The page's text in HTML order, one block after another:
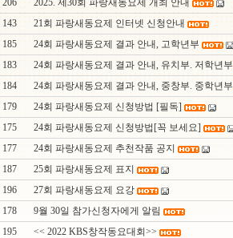
206
2025. 제30회 파랑새동요제 개최 안내
143
21회 파랑새동요제 인터넷 신청안내
185
24회 파랑새동요제 결과 안내, 고학년부
183
24회 파랑새동요제 결과 안내, 유치부. 저학년부
184
24회 파랑새동요제 결과 안내, 중창부. 중학년부
179
24회 파랑새동요제 신청방법 [필독]
175
24회 파랑새동요제 신청방법[꼭 보세요]
177
24회 파랑새동요제 추천작품 공지
187
25회 파랑새동요제 표지
196
27회 파랑새동요제 요강
178
9월 30일 참가신청자에게 알림
195
<< 2022 KBS창작동요대회>>